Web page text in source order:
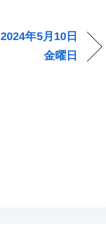
2024年5月10日
金曜日